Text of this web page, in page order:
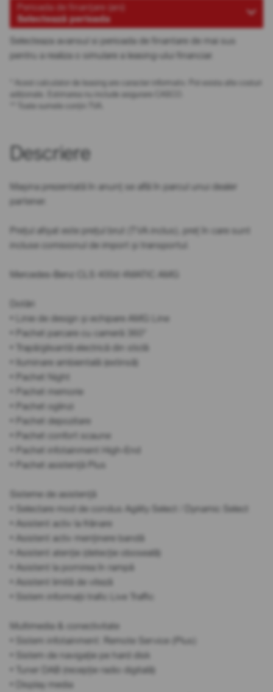
Perioada de finanțare (ani)
Selectează perioada
Selecteaza avansul si perioada de finantare de mai sus
pentru a realiza o simulare a leasing-ului financiar.
* Acest calculator de leasing are caracter informativ. Pot exista alte costuri
adiționale. Estimarea nu include asigurare CASCO.
** Toate sumele conțin TVA.
Descriere
Mașina prezentată în anunț se află în parcul unui dealer
partener.
Prețul afișat este prețul brut (TVA inclus), preț în care sunt
incluse comisionul de import și transportul.
Mercedes-Benz CLS 400d 4MATIC AMG
Dotări
• Linie de design și echipare AMG Line
• Pachet parcare cu cameră 360°
• Trapă/glisantă electrică din sticlă
• Iluminare ambientală (extinsă)
• Pachet Night
• Pachet memorie
• Pachet oglinzi
• Pachet depozitare
• Pachet confort scaune
• Pachet infotainment High-End
• Pachet asistență Plus
Sisteme de asistență
• Selectare mod de condus Agility Select / Dynamic Select
• Asistent activ la frânare
• Asistent activ menținere bandă
• Asistent atenție (detecție oboseală)
• Asistent la pornirea în rampă
• Asistent limită de viteză
• Sistem informații trafic Live Traffic
Multimedia & conectivitate
• Sistem infotainment: Remote Service (Plus)
• Sistem de navigație pe hard disk
• Tuner DAB (recepție radio digitală)
• Display media